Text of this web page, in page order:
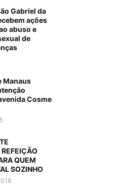
Gabriel da
ações
abuso e
de
Manaus
Cosme
QUEM
SOZINHO